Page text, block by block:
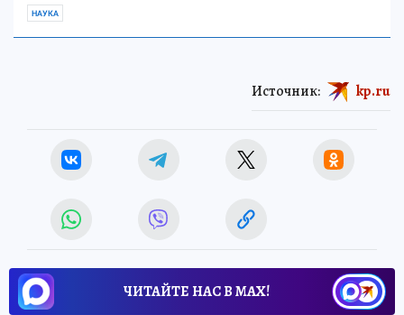
НАУКА
Источник: kp.ru
ЧИТАЙТЕ НАС В МАХ!